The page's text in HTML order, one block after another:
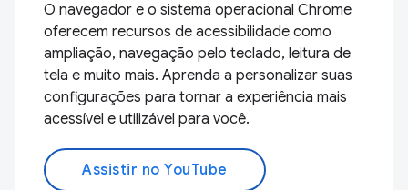
O navegador e o sistema operacional Chrome
oferecem recursos de acessibilidade como
ampliação, navegação pelo teclado, leitura de
tela e muito mais. Aprenda a personalizar suas
configurações para tornar a experiência mais
acessível e utilizável para você.
Assistir no YouTube